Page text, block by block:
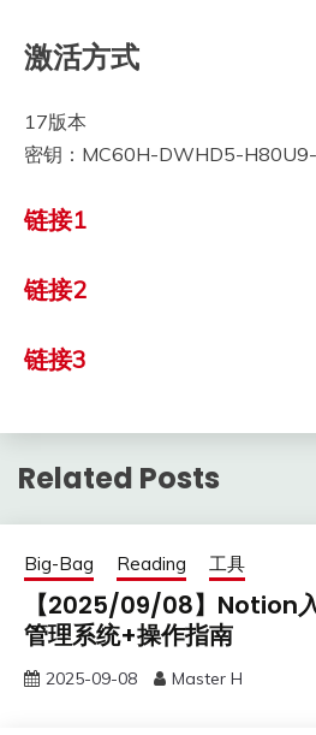
激活方式
17版本
密钥：MC60H-DWHD5-
链接1
链接2
链接3
Related Posts
Big-Bag Reading 工具
【2025/09/08】Notion
管理系统+操作指南
2025-09-08 Master H